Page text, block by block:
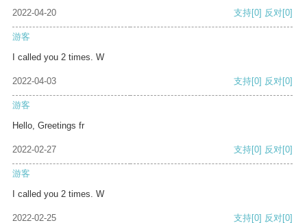
2022-04-20 支持[0] 反对[0]
游客
I called you 2 times. W
2022-04-03 支持[0] 反对[0]
游客
Hello, Greetings fr
2022-02-27 支持[0] 反对[0]
游客
I called you 2 times. W
2022-02-25 支持[0] 反对[0]